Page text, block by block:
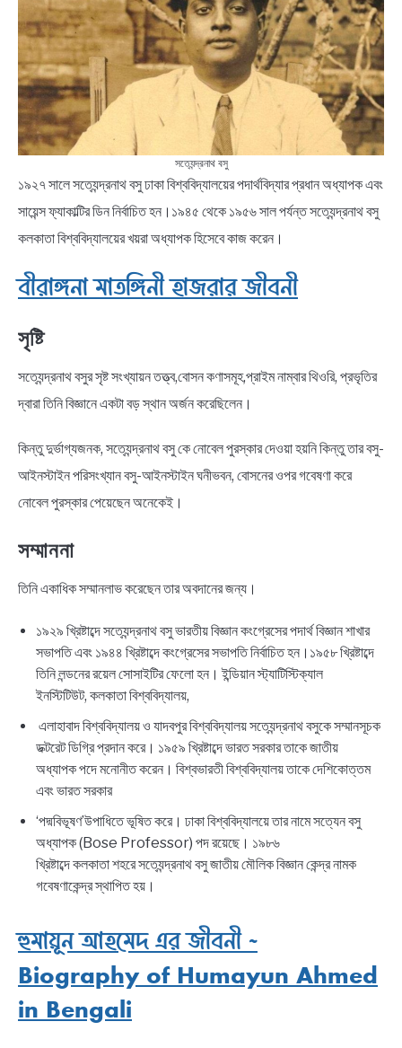
সত্যেন্দ্রনাথ বসু
১৯২৭ সালে সত্যেন্দ্রনাথ বসু ঢাকা বিশ্ববিদ্যালয়ের পদার্থবিদ্যার প্রধান অধ্যাপক এবং
সায়েন্স ফ্যাকাল্টির ডিন নির্বাচিত হন।১৯৪৫ থেকে ১৯৫৬ সাল পর্যন্ত সত্যেন্দ্রনাথ বসু
কলকাতা বিশ্ববিদ্যালয়ের খয়রা অধ্যাপক হিসেবে কাজ করেন।
বীরাঙ্গনা মাতঙ্গিনী হাজরার জীবনী
সৃষ্টি
সত্যেন্দ্রনাথ বসুর সৃষ্ট সংখ্যায়ন তত্ত্ব,বোসন কণাসমূহ,প্রাইম নাম্বার থিওরি, প্রভৃতির
দ্বারা তিনি বিজ্ঞানে একটা বড় স্থান অর্জন করেছিলেন।
কিন্তু দুর্ভাগ্যজনক, সত্যেন্দ্রনাথ বসু কে নোবেল পুরস্কার দেওয়া হয়নি কিন্তু তার বসু-
আইনস্টাইন পরিসংখ্যান বসু-আইনস্টাইন ঘনীভবন, বোসনের ওপর গবেষণা করে
নোবেল পুরস্কার পেয়েছেন অনেকেই।
সম্মাননা
তিনি একাধিক সম্মানলাভ করেছেন তার অবদানের জন্য।
১৯২৯ খ্রিষ্টাব্দে সত্যেন্দ্রনাথ বসু ভারতীয় বিজ্ঞান কংগ্রেসের পদার্থ বিজ্ঞান শাখার
সভাপতি এবং ১৯৪৪ খ্রিষ্টাব্দে কংগ্রেসের সভাপতি নির্বাচিত হন।১৯৫৮ খ্রিষ্টাব্দে
তিনি লন্ডনের রয়েল সোসাইটির ফেলো হন। ইন্ডিয়ান স্ট্যাটিস্টিক্যাল
ইনস্টিটিউট, কলকাতা বিশ্ববিদ্যালয়,
এলাহাবাদ বিশ্ববিদ্যালয় ও যাদবপুর বিশ্ববিদ্যালয় সত্যেন্দ্রনাথ বসুকে সম্মানসূচক
ডক্টরেট ডিগ্রি প্রদান করে। ১৯৫৯ খ্রিষ্টাব্দে ভারত সরকার তাকে জাতীয়
অধ্যাপক পদে মনোনীত করেন। বিশ্বভারতী বিশ্ববিদ্যালয় তাকে দেশিকোত্তম
এবং ভারত সরকার
‘পদ্মবিভূষণ’উপাধিতে ভূষিত করে। ঢাকা বিশ্ববিদ্যালয়ে তার নামে সত্যেন বসু
অধ্যাপক (Bose Professor) পদ রয়েছে। ১৯৮৬
খ্রিষ্টাব্দে কলকাতা শহরে সত্যেন্দ্রনাথ বসু জাতীয় মৌলিক বিজ্ঞান কেন্দ্র নামক
গবেষণাকেন্দ্র স্থাপিত হয়।
হুমায়ূন আহমেদ এর জীবনী ~
Biography of Humayun Ahmed
in Bengali